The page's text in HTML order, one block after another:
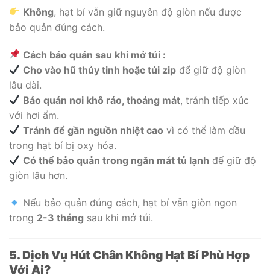
Không, hạt bí vẫn giữ nguyên độ giòn nếu được
bảo quản đúng cách.
Cách bảo quản sau khi mở túi :
Cho vào hũ thủy tinh hoặc túi zip để giữ độ giòn
lâu dài.
Bảo quản nơi khô ráo, thoáng mát, tránh tiếp xúc
với hơi ẩm.
Tránh để gần nguồn nhiệt cao vì có thể làm dầu
trong hạt bí bị oxy hóa.
Có thể bảo quản trong ngăn mát tủ lạnh để giữ độ
giòn lâu hơn.
Nếu bảo quản đúng cách, hạt bí vẫn giòn ngon
trong 2-3 tháng sau khi mở túi.
5. Dịch Vụ Hút Chân Không Hạt Bí Phù Hợp
Với Ai?